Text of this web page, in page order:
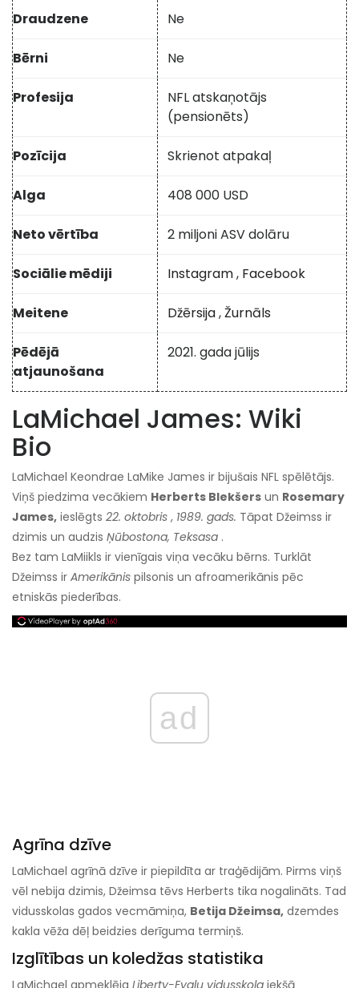
Draudzene Ne
Bērni Ne
Profesija
NFL atskaņotājs
(pensionēts)
Pozīcija Skrienot atpakaļ
Alga 408 000 USD
Neto vērtība 2 miljoni ASV dolāru
Sociālie mēdiji Instagram, Facebook
Meitene Džērsija,Žurnāls
Pēdējā
atjaunošana
2021. gada jūlijs
LaMichael James: Wiki
Bio
LaMichael Keondrae LaMike James ir bijušais NFL spēlētājs.
Viņš piedzima vecākiem Herberts Blekšers un Rosemary
James, ieslēgts 22. oktobris , 1989. gads. Tāpat Džeimss ir
dzimis un audzis Ņūbostona, Teksasa .
Bez tam LaMiikls ir vienīgais viņa vecāku bērns. Turklāt
Džeimss ir Amerikānis pilsonis un afroamerikānis pēc
etniskās piederības.
ad
Agrīna dzīve
LaMichael agrīnā dzīve ir piepildīta ar traģēdijām. Pirms viņš
vēl nebija dzimis, Džeimsa tēvs Herberts tika nogalināts. Tad
vidusskolas gados vecmāmiņa, Betija Džeimsa, dzemdes
kakla vēža dēļ beidzies derīguma termiņš.
Izglītības un koledžas statistika